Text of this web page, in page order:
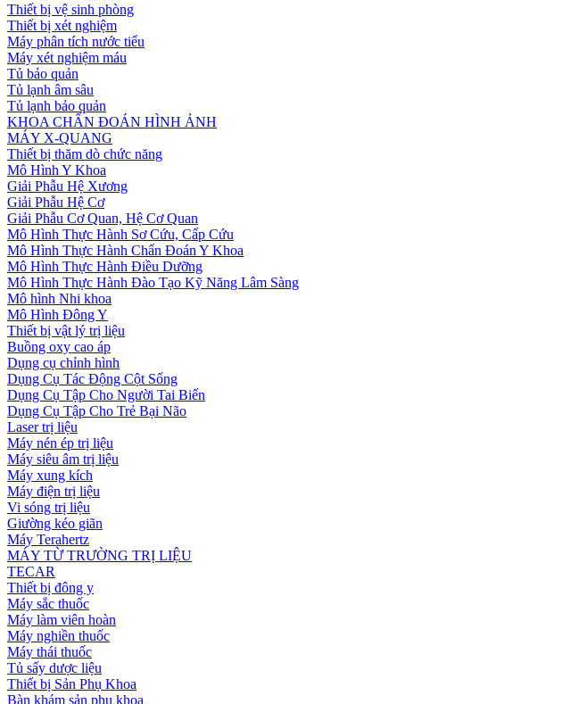
Thiết bị vệ sinh phòng
Thiết bị xét nghiệm
Máy phân tích nước tiểu
Máy xét nghiệm máu
Tủ bảo quản
Tủ lạnh âm sâu
Tủ lạnh bảo quản
KHOA CHẨN ĐOÁN HÌNH ẢNH
MÁY X-QUANG
Thiết bị thăm dò chức năng
Mô Hình Y Khoa
Giải Phẫu Hệ Xương
Giải Phẫu Hệ Cơ
Giải Phẫu Cơ Quan, Hệ Cơ Quan
Mô Hình Thực Hành Sơ Cứu, Cấp Cứu
Mô Hình Thực Hành Chẩn Đoán Y Khoa
Mô Hình Thực Hành Điều Dưỡng
Mô Hình Thực Hành Đào Tạo Kỹ Năng Lâm Sàng
Mô hình Nhi khoa
Mô Hình Đông Y
Thiết bị vật lý trị liệu
Buồng oxy cao áp
Dụng cụ chỉnh hình
Dụng Cụ Tác Động Cột Sống
Dụng Cụ Tập Cho Người Tai Biến
Dụng Cụ Tập Cho Trẻ Bại Não
Laser trị liệu
Máy nén ép trị liệu
Máy siêu âm trị liệu
Máy xung kích
Máy điện trị liệu
Vi sóng trị liệu
Giường kéo giãn
Máy Terahertz
MÁY TỪ TRƯỜNG TRỊ LIỆU
TECAR
Thiết bị đông y
Máy sắc thuốc
Máy làm viên hoàn
Máy nghiền thuốc
Máy thái thuốc
Tủ sấy dược liệu
Thiết bị Sản Phụ Khoa
Bàn khám sản phụ khoa